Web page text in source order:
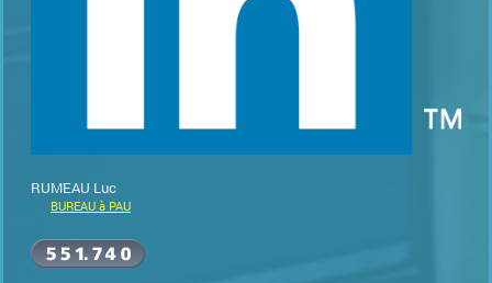
RUMEAU Luc
BUREAU à PAU